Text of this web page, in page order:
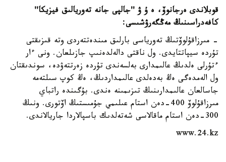
قوبلاندى ەرجانوۆ، ە ۇ ۋ ''جالپى جانە تەوريالىق فيزيكا''
كافەدراسىنىڭ مەڭگەرۋشىسى:
- مىرزاقۇلوۆتىڭ تەورياسى بارلىق مىندەتتەردى وتە قىزىقتى
تۇردە سيپاتتايدى. ول ناقتى دالەلدەنىپ جازىلعان. ونى ءار
ءتۇرلى ەلدىڭ عالىمدارى بەلسەندى تۇردە زەرتتەۋدە، سوندىقتان
ول الەمدەگى ەڭ بەدەلدى عالىمداردىڭ، ەڭ كوپ سىلتەمە
جاسالعان عالىمدارىنىڭ تىزىمىنە ەندى. بۇگىندە راتباي
مىرزاقۇلوۆ 400-دەن استام عىلىمي جۇمىستىڭ اۆتورى. ونىڭ
300-دەن استام ماقالاسى شەتەلدىك باسپالاردا جاريالاندى.
www.24.kz